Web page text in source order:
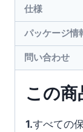
仕様
パッケージ情
問い合わせ
この商
1.すべての